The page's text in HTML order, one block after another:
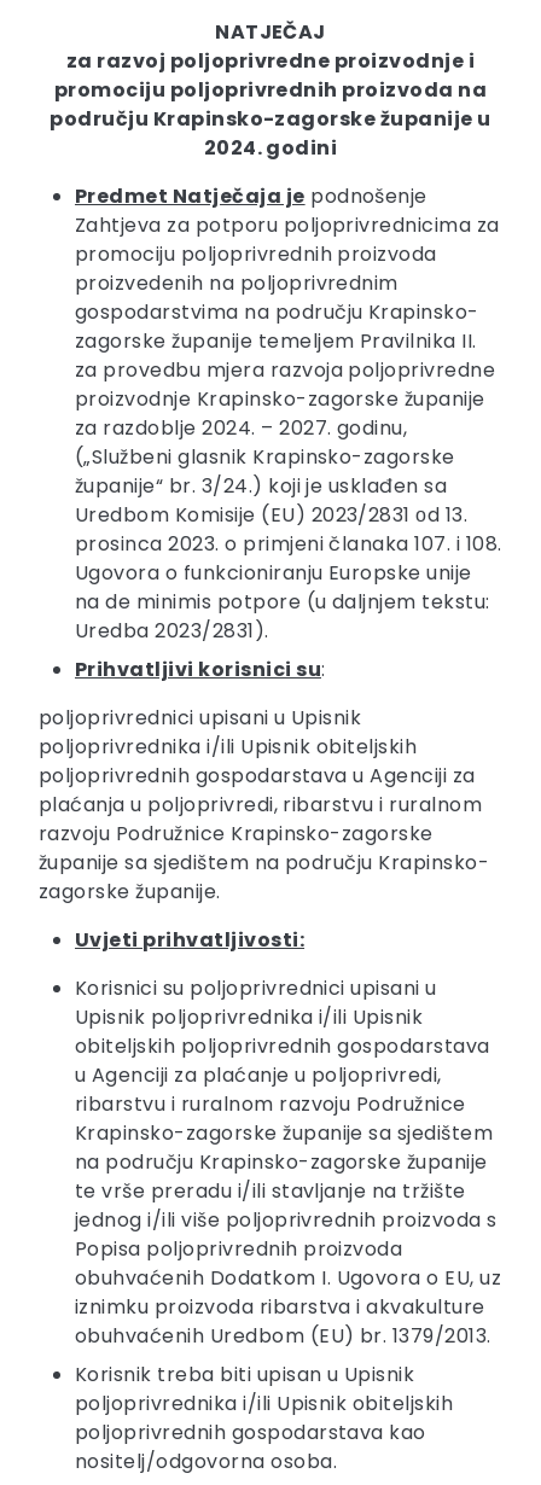
NATJEČAJ
za razvoj poljoprivredne proizvodnje i
promociju poljoprivrednih proizvoda na
području Krapinsko-zagorske županije u
2024. godini
Predmet Natječaja je podnošenje
Zahtjeva za potporu poljoprivrednicima za
promociju poljoprivrednih proizvoda
proizvedenih na poljoprivrednim
gospodarstvima na području Krapinsko-
zagorske županije temeljem Pravilnika II.
za provedbu mjera razvoja poljoprivredne
proizvodnje Krapinsko-zagorske županije
za razdoblje 2024. – 2027. godinu,
(„Službeni glasnik Krapinsko-zagorske
županije“ br. 3/24.) koji je usklađen sa
Uredbom Komisije (EU) 2023/2831 оd 13.
prosinca 2023. o primjeni članaka 107. i 108.
Ugovora o funkcioniranju Europske unije
na de minimis potpore (u daljnjem tekstu:
Uredba 2023/2831).
Prihvatljivi korisnici su:
poljoprivrednici upisani u Upisnik
poljoprivrednika i/ili Upisnik obiteljskih
poljoprivrednih gospodarstava u Agenciji za
plaćanja u poljoprivredi, ribarstvu i ruralnom
razvoju Podružnice Krapinsko-zagorske
županije sa sjedištem na području Krapinsko-
zagorske županije.
Uvjeti prihvatljivosti:
Korisnici su poljoprivrednici upisani u
Upisnik poljoprivrednika i/ili Upisnik
obiteljskih poljoprivrednih gospodarstava
u Agenciji za plaćanje u poljoprivredi,
ribarstvu i ruralnom razvoju Podružnice
Krapinsko-zagorske županije sa sjedištem
na području Krapinsko-zagorske županije
te vrše preradu i/ili stavljanje na tržište
jednog i/ili više poljoprivrednih proizvoda s
Popisa poljoprivrednih proizvoda
obuhvaćenih Dodatkom I. Ugovora o EU, uz
iznimku proizvoda ribarstva i akvakulture
obuhvaćenih Uredbom (EU) br. 1379/2013.
Korisnik treba biti upisan u Upisnik
poljoprivrednika i/ili Upisnik obiteljskih
poljoprivrednih gospodarstava kao
nositelj/odgovorna osoba.